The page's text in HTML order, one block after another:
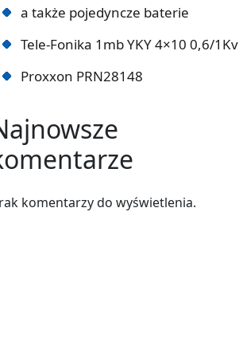
a także pojedyncze baterie
Tele-Fonika 1mb YKY 4×10 0,6/1Kv
Proxxon PRN28148
komentarzy do wyświetlenia.